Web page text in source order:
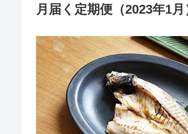
月届く定期便（2023年1月